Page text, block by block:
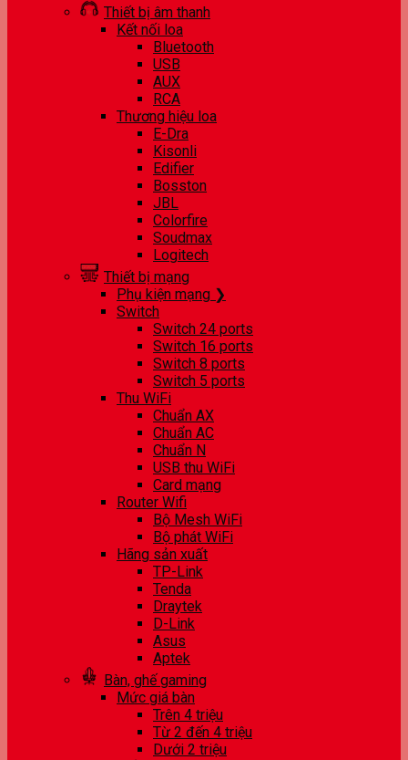
Thiết bị âm thanh
Kết nối loa
Bluetooth
USB
AUX
RCA
Thương hiệu loa
E-Dra
Kisonli
Edifier
Bosston
JBL
Colorfire
Soudmax
Logitech
Thiết bị mạng
Phụ kiện mạng ❯
Switch
Switch 24 ports
Switch 16 ports
Switch 8 ports
Switch 5 ports
Thu WiFi
Chuẩn AX
Chuẩn AC
Chuẩn N
USB thu WiFi
Card mạng
Router Wifi
Bộ Mesh WiFi
Bộ phát WiFi
Hãng sản xuất
TP-Link
Tenda
Draytek
D-Link
Asus
Aptek
Bàn, ghế gaming
Mức giá bàn
Trên 4 triệu
Từ 2 đến 4 triệu
Dưới 2 triệu